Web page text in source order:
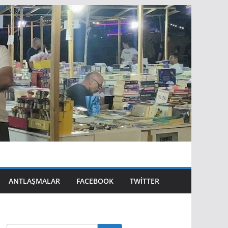
ANTLAŞMALAR FACEBOOK TWITTER